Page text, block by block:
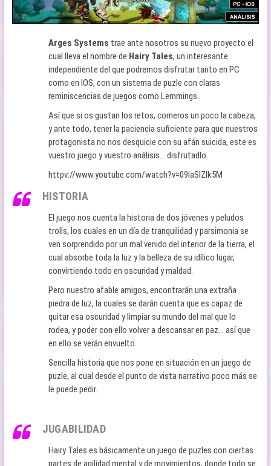
Arges Systems trae ante nosotros su nuevo proyecto el
cual lleva el nombre de Hairy Tales, un interesante
independiente del que podremos disfrutar tanto en PC
como en IOS, con un sistema de puzle con claras
reminiscencias de juegos como Lemmings.
Así que si os gustan los retos, comeros un poco la cabeza,
y ante todo, tener la paciencia suficiente para que nuestros
protagonista no nos desquicie con su afán suicida, este es
vuestro juego y vuestro análisis… disfrutadlo.
httpv://www.youtube.com/watch?v=09IaSlZlk5M
HISTORIA
El juego nos cuenta la historia de dos jóvenes y peludos
trolls, los cuales en un día de tranquilidad y parsimonia se
ven sorprendido por un mal venido del interior de la tierra, el
cual absorbe toda la luz y la belleza de su idílico lugar,
convirtiendo todo en oscuridad y maldad.
Pero nuestro afable amigos, encontrarán una extraña
piedra de luz, la cuales se darán cuenta que es capaz de
quitar esa oscuridad y limpiar su mundo del mal que lo
rodea, y poder con ello volver a descansar en paz… así que
en ello se verán envuelto.
Sencilla historia que nos pone en situación en un juego de
puzle, al cual desde el punto de vista narrativo poco más se
le puede pedir.
JUGABILIDAD
Hairy Tales es básicamente un juego de puzles con ciertas
partes de agilidad mental y de movimientos, donde todo se